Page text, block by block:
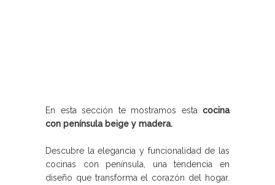
En esta sección te mostramos esta cocina
con península beige y madera.
Descubre la elegancia y funcionalidad de las
cocinas con península, una tendencia en
diseño que transforma el corazón del hogar.